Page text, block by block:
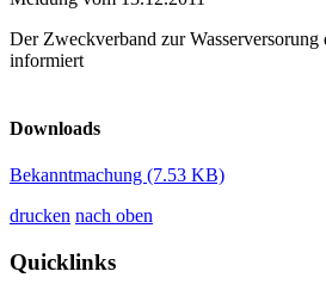
Der Zweckverband zur
informiert
Downloads
Bekanntmachung (7.53 KB)
drucken nach oben
Quicklinks